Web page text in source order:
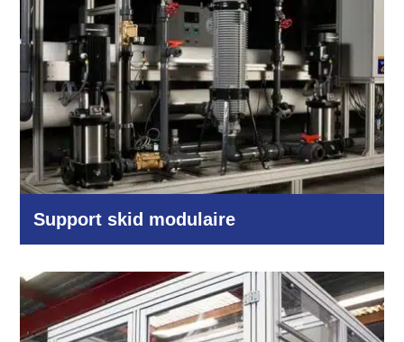
Support skid modulaire
Industrie et production